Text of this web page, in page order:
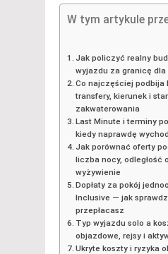
W tym artykule
Jak policzyć realny
wyjazdu za granicę dla
Co najczęściej podbija
transfery, kierunek i
zakwaterowania
Last Minute i terminy
kiedy naprawdę
Jak porównać oferty
liczba nocy, odległość
wyżywienie
Dopłaty za pokój
Inclusive — jak
przepłacasz
Typ wyjazdu solo a
objazdowe, rejsy i
Ukryte koszty i ryzyka